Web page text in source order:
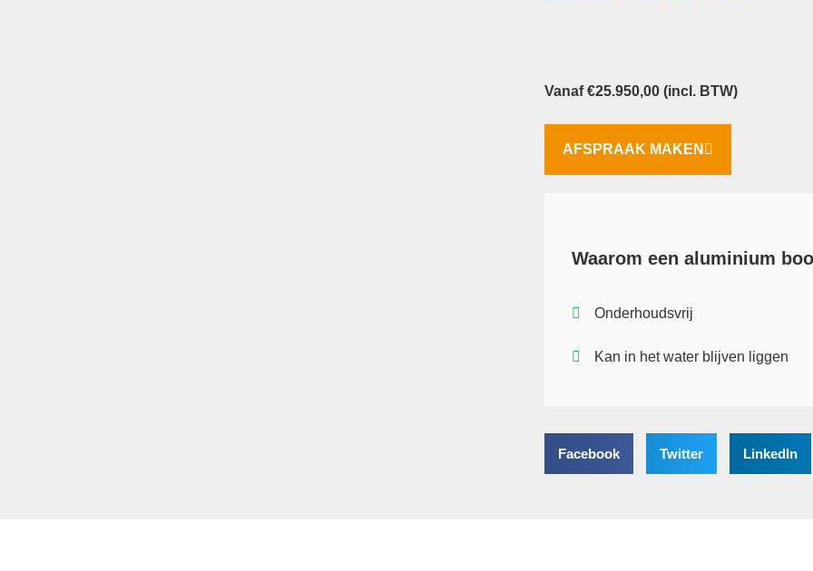
Vanaf€25.950,00 (incl. BTW)
AFSPRAAK MAKEN
Waarom een aluminium
Onderhoudsvrij
Kan in het water blijven liggen
Facebook Twitter LinkedIn